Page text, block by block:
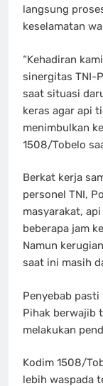
langsung
keselamatan
“Kehadiran
sinergitas TNI-
saat situasi
keras agar api
menimbulkan
1508/Tobelo
Berkat kerja
personel TNI,
masyarakat,
beberapa jam
Namun
saat ini masih
Penyebab
Pihak berwajib
melakukan
Kodim 1508/
lebih waspada